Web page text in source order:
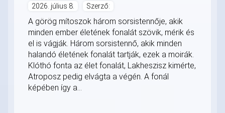
2026. július 8. Szerző:
A görög mítoszok három sorsistennője, akik
minden ember életének fonalát szövik, mérik és
el is vágják. Három sorsistennő, akik minden
halandó életének fonalát tartják, ezek a moirák.
Klóthó fonta az élet fonalát, Lakheszisz kimérte,
Atroposz pedig elvágta a végén. A fonál
képében így a...